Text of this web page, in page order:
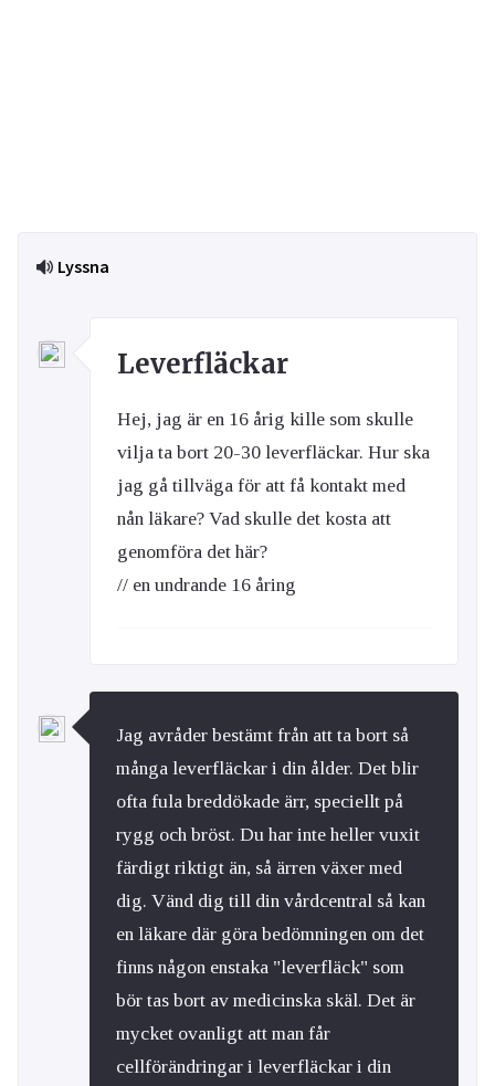
Lyssna
Leverfläckar
Hej, jag är en 16 årig kille som skulle
vilja ta bort 20-30 leverfläckar. Hur ska
jag gå tillväga för att få kontakt med
nån läkare? Vad skulle det kosta att
genomföra det här?
// en undrande 16 åring
Jag avråder bestämt från att ta bort så
många leverfläckar i din ålder. Det blir
ofta fula breddökade ärr, speciellt på
rygg och bröst. Du har inte heller vuxit
färdigt riktigt än, så ärren växer med
dig. Vänd dig till din vårdcentral så kan
en läkare där göra bedömningen om det
finns någon enstaka "leverfläck" som
bör tas bort av medicinska skäl. Det är
mycket ovanligt att man får
cellförändringar i leverfläckar i din